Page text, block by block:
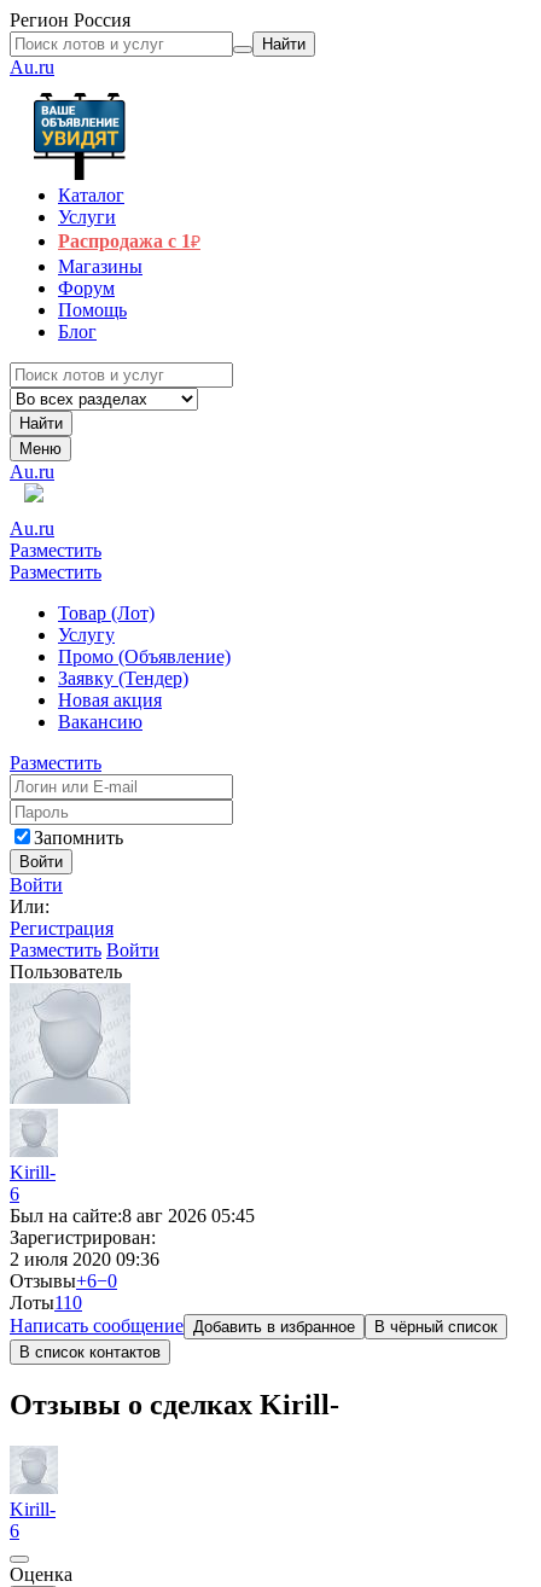
Регион Россия
Найти
Au.ru
Каталог
Услуги
Распродажа с 1₽
Магазины
Форум
Помощь
Блог
Найти
Меню
Au.ru
Au.ru
Разместить
Разместить
Товар (Лот)
Услугу
Промо (Объявление)
Заявку (Тендер)
Новая акция
Вакансию
Разместить
Запомнить
Войти
Войти
Или:
Регистрация
Разместить Войти
Пользователь
Kirill-
6
Был на сайте:8 авг 2026 05:45
Зарегистрирован:
2 июля 2020 09:36
Отзывы+6−0
Лоты110
Написать сообщение Добавить в избранное
В чёрный список
В список контактов
Отзывы о сделках Kirill-
Kirill-
6
Оценка